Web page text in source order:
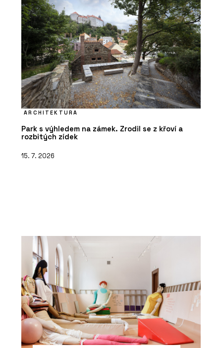
ARCHITEKTURA
Park s výhledem na zámek. Zrodil se z křoví a
rozbitých zídek
15. 7. 2026